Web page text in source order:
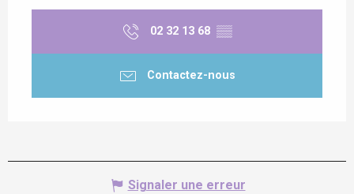
02 32 13 68 ▒▒
Contactez-nous
Signaler une erreur